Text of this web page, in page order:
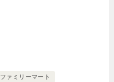
ファミリーマート